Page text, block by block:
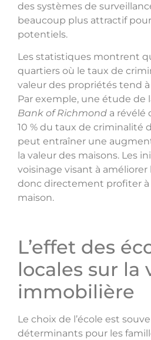
des systèmes de
beaucoup plus attractif
potentiels.
Les statistiques montrent
quartiers où le taux de
valeur des propriétés tend
Par exemple, une étude de
Bank of Richmond a révélé
10 % du taux de criminalité
peut entraîner une
la valeur des maisons. Les
voisinage visant à
donc directement profiter à
maison.
L’effet des
locales sur la
immobilière
Le choix de l’école est
déterminants pour les